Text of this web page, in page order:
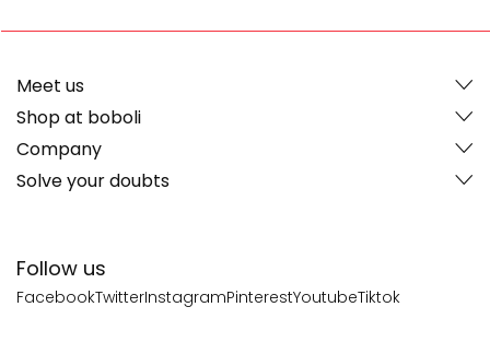
Follow us
FacebookTwitterInstagramPinterestYoutubeTiktok
Meet us
Shop at boboli
Company
Solve your doubts